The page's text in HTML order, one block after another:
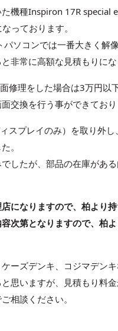
機種Inspiron 17R
っております。
ソコンでは一番大きく解
非常に高額な見積もりにな
修理をした場合は3万円以
交換を行う事ができており
プレイのみ）を取り外
。
したが、部品の在庫があ
になりますので、柏より
次第となりますので、柏
ーズデンキ、コジマデン
思いますが、見積もり料
相談ください。